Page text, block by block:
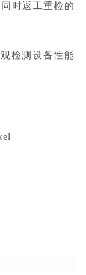
时返工重检的
检测设备性能